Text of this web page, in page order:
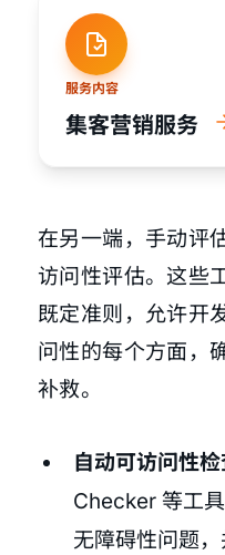
服务内容
集客营销服务
在另一端，手动评
访问性评估。这些
既定准则，允许开
问性的每个方面，
补救。
自动可访问性检
Checker 等工
无障碍性问题，